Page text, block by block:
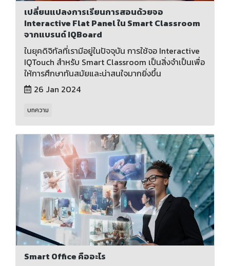
เปลี่ยนแปลงการเรียนการสอนด้วยจอ
Interactive Flat Panel ใน Smart Classroom
จากแบรนด์ IQBoard
ในยุคดิจิทัลที่เรามีอยู่ในปัจจุบัน การใช้จอ Interactive
IQTouch สำหรับ Smart Classroom เป็นสิ่งจำเป็นเพื่อ
ให้การศึกษาทันสมัยและน่าสนใจมากยิ่งขึ้น
26 Jan 2024
บทความ
Smart Office คืออะไร